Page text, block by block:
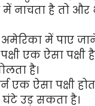
में नाचता है तो
अमेरिका में पाए
पक्षी एक ऐसा पक्षी
है।
एक ऐसा पक्षी
उड़ सकता है।